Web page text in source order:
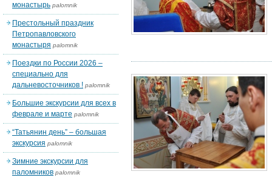
монастырь palomnik
Престольный праздник
Петропавловского
монастыря palomnik
Поездки по России 2026 –
специально для
дальневосточников ! palomnik
Большие экскурсии для всех в
феврале и марте palomnik
“Татьянин день” – большая
экскурсия palomnik
Зимние экскурсии для
паломников palomnik